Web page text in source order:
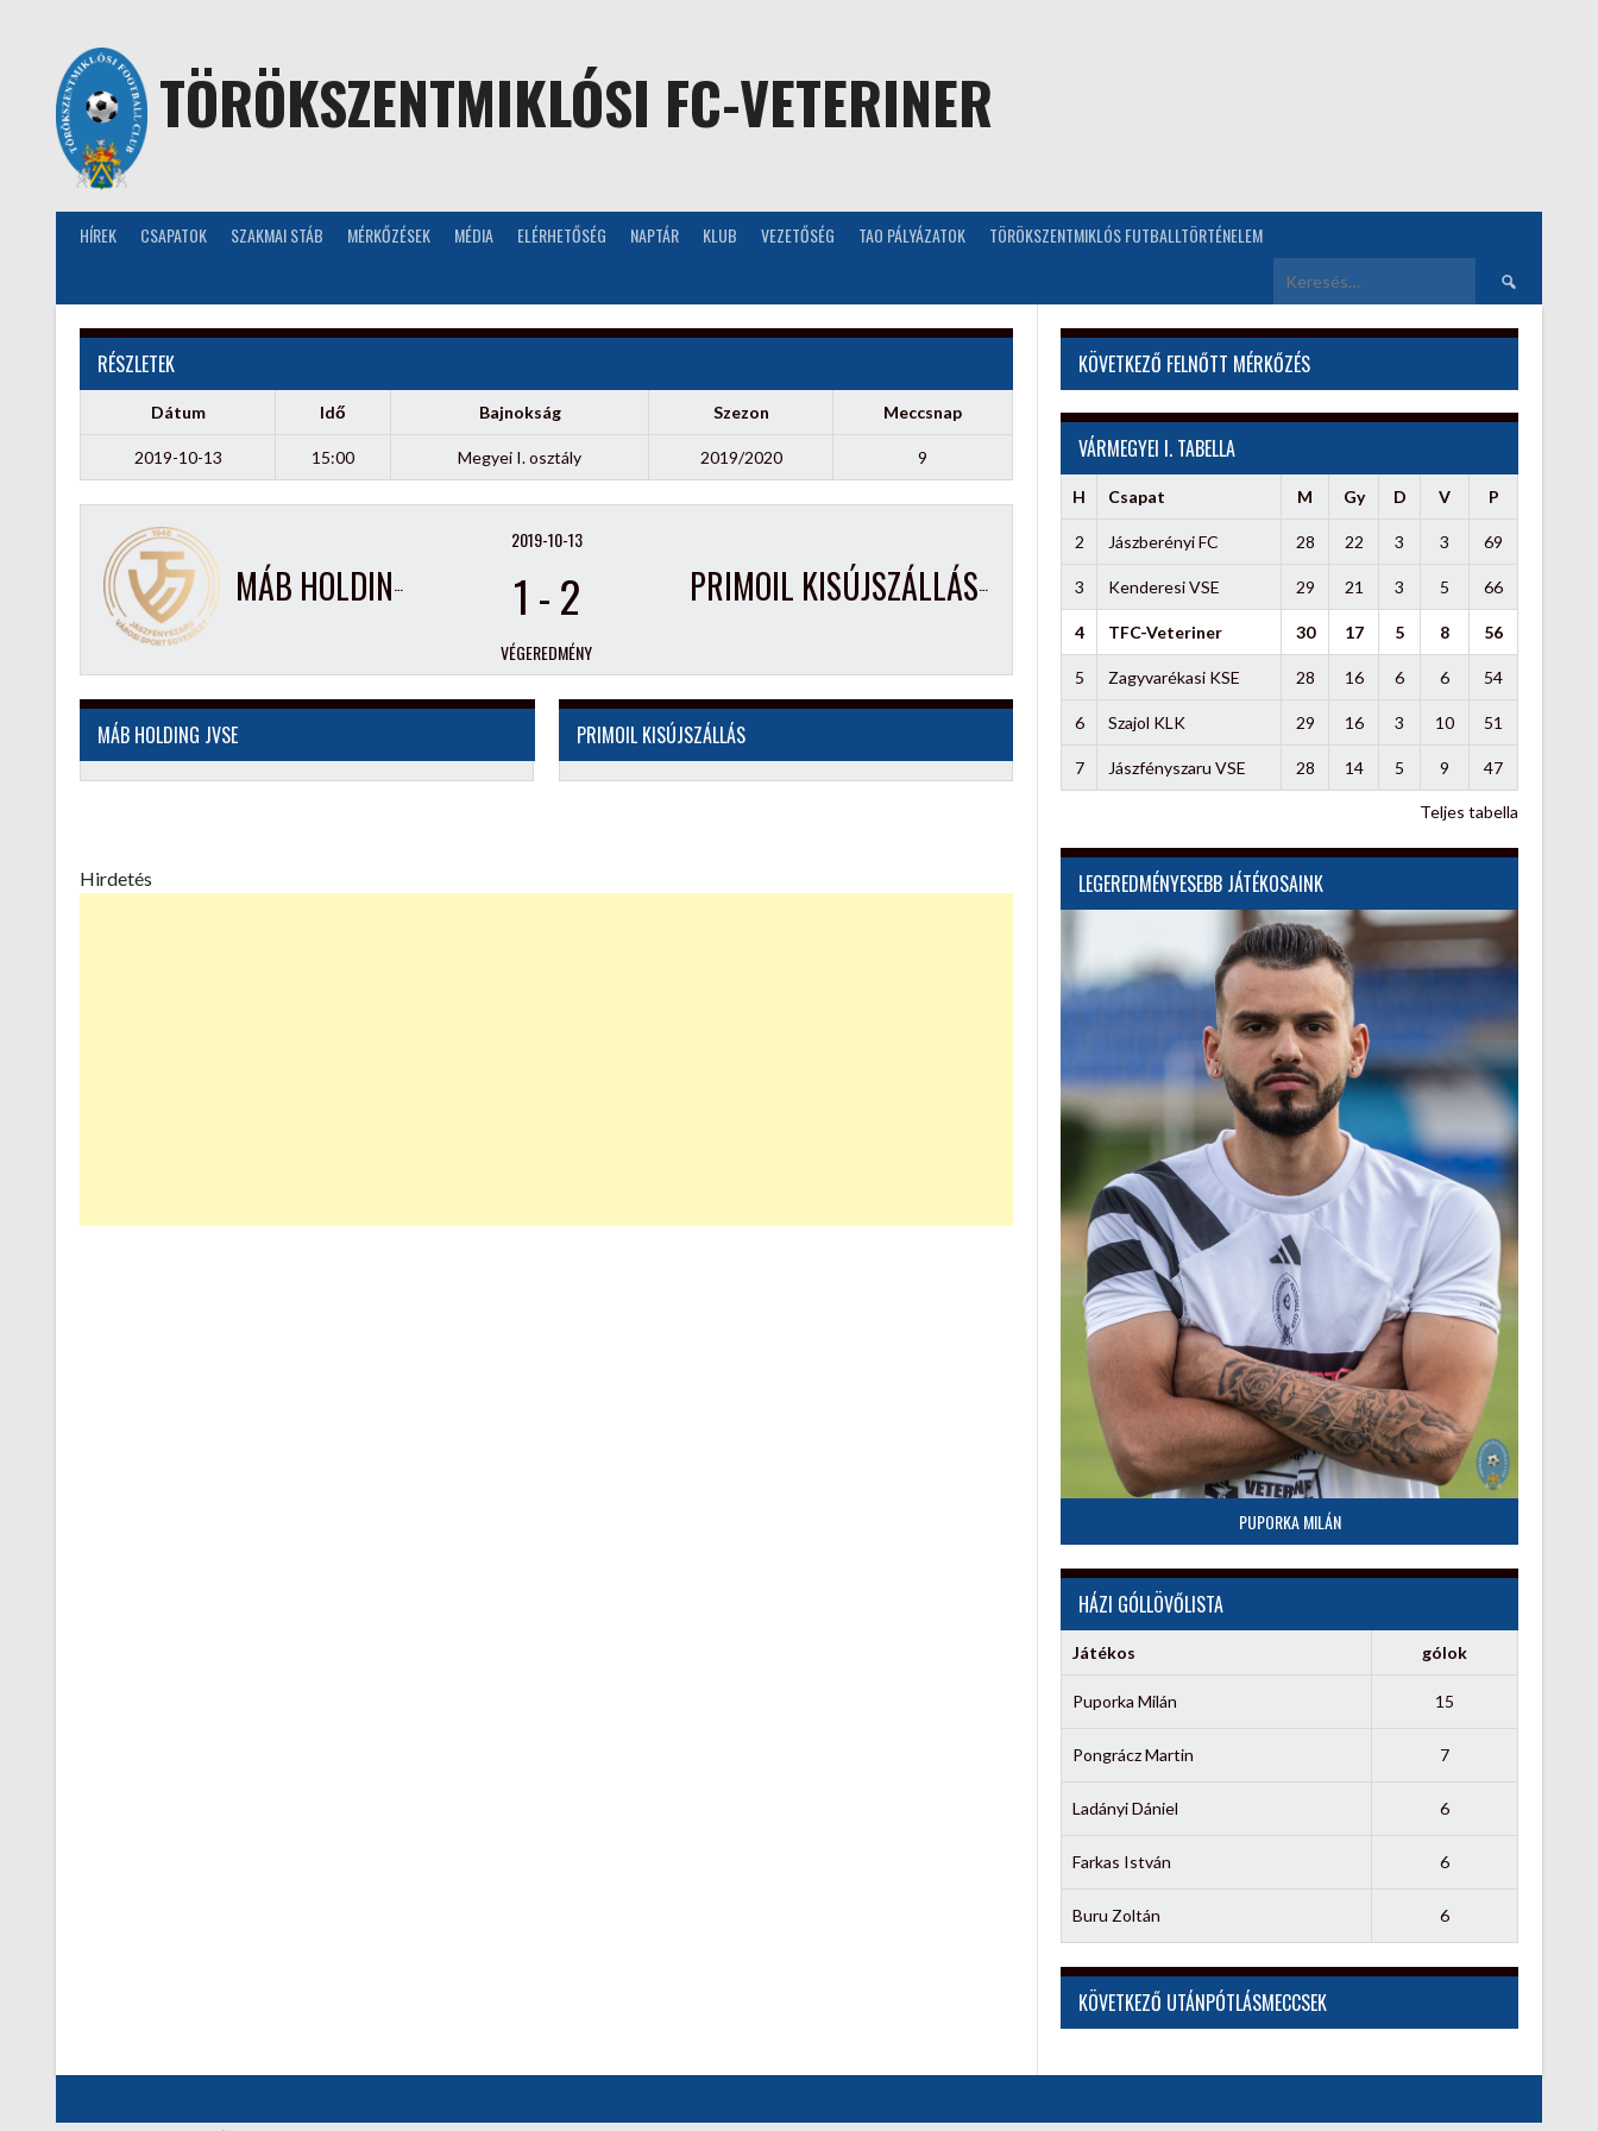
TÖRÖKSZENTMIKLÓSI FC-VETERINER
HÍREK CSAPATOK SZAKMAI STÁB MÉRKŐZÉSEK MÉDIA ELÉRHETŐSÉG NAPTÁR KLUB VEZETŐSÉG TAO PÁLYÁZATOK TÖRÖKSZENTMIKLÓS FUTBALLTÖRTÉNELEM
Keresés:
RÉSZLETEK
Dátum Idő Bajnokság Szezon Meccsnap
2019-10-13 15:00 Megyei I. osztály 2019/2020 9
MÁB HOLDING JVSE
2019-10-13
1 -2
VÉGEREDMÉNY
MÁB HOLDING JVSE PRIMOIL KISÚJSZÁLLÁS
Hirdetés
KÖVETKEZŐ FELNŐTT MÉRKŐZÉS
VÁRMEGYEI I. TABELLA
H Csapat M Gy D V P
2 Jászberényi FC 28 22 3 3 69
3 Kenderesi VSE 29 21 3 5 66
4 TFC-Veteriner 30 17 5 8 56
5 Zagyvarékasi KSE 28 16 6 6 54
6 Szajol KLK 29 16 3 10 51
7 Jászfényszaru VSE 28 14 5 9 47
Teljes tabella
LEGEREDMÉNYESEBB JÁTÉKOSAINK
PUPORKA MILÁN
HÁZI GÓLLÖVŐLISTA
Játékos gólok
Puporka Milán 15
Pongrácz Martin 7
Ladányi Dániel 6
Farkas István 6
Buru Zoltán 6
KÖVETKEZŐ UTÁNPÓTLÁSMECCSEK